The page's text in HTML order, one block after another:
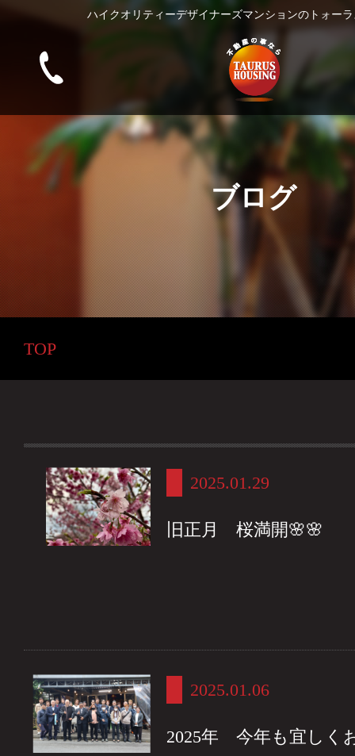
ハイクオリティーデザイナーズマンションのトォー
ブログ
TOP
2025.01.29
旧正月 桜満開🌸🌸
2025.01.06
2025年 今年も宜しく